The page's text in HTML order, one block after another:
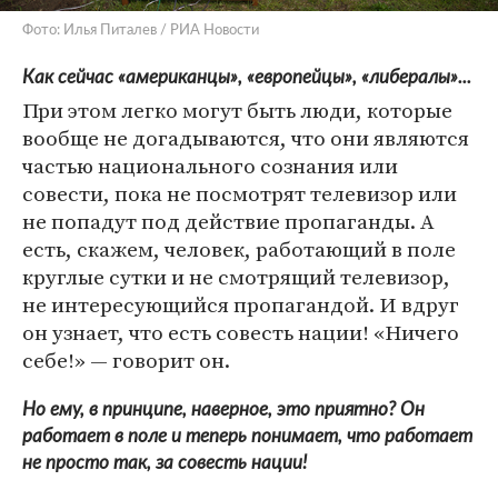
Фото: Илья Питалев / РИА Новости
Как сейчас «американцы», «европейцы», «либералы»...
При этом легко могут быть люди, которые
вообще не догадываются, что они являются
частью национального сознания или
совести, пока не посмотрят телевизор или
не попадут под действие пропаганды. А
есть, скажем, человек, работающий в поле
круглые сутки и не смотрящий телевизор,
не интересующийся пропагандой. И вдруг
он узнает, что есть совесть нации! «Ничего
себе!» — говорит он.
Но ему, в принципе, наверное, это приятно? Он
работает в поле и теперь понимает, что работает
не просто так, за совесть нации!